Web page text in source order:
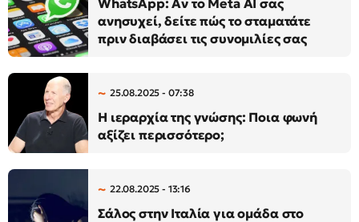
WhatsApp: Αν το Meta AI σας
ανησυχεί, δείτε πώς το σταματάτε
πριν διαβάσει τις συνομιλίες σας
25.08.2025 - 07:38
Η ιεραρχία της γνώσης: Ποια φωνή
αξίζει περισσότερο;
22.08.2025 - 13:16
Σάλος στην Ιταλία για ομάδα στο